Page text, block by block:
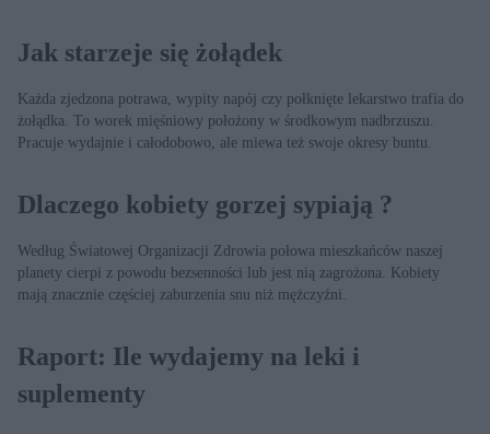
Jak starzeje się żołądek
Każda zjedzona potrawa, wypity napój czy połknięte lekarstwo trafia do
żołądka. To worek mięśniowy położony w środkowym nadbrzuszu.
Pracuje wydajnie i całodobowo, ale miewa też swoje okresy buntu.
Dlaczego kobiety gorzej sypiają ?
Według Światowej Organizacji Zdrowia połowa mieszkańców naszej
planety cierpi z powodu bezsenności lub jest nią zagrożona. Kobiety
mają znacznie częściej zaburzenia snu niż mężczyźni.
Raport: Ile wydajemy na leki i
suplementy